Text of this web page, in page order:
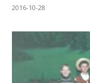
2016-10-28